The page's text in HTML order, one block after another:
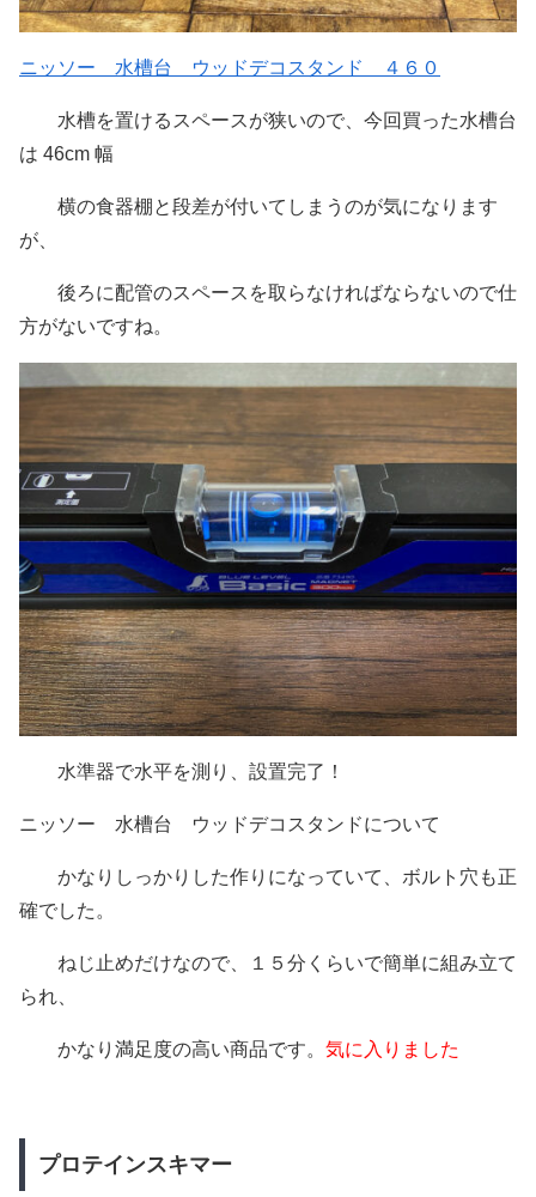
ニッソー 水槽台 ウッドデコスタンド ４６０
水槽を置けるスペースが狭いので、今回買った水槽台
は 46cm 幅
横の食器棚と段差が付いてしまうのが気になります
が、
後ろに配管のスペースを取らなければならないので仕
方がないですね。
水準器で水平を測り、設置完了！
ニッソー 水槽台 ウッドデコスタンドについて
かなりしっかりした作りになっていて、ボルト穴も正
確でした。
ねじ止めだけなので、１５分くらいで簡単に組み立て
られ、
かなり満足度の高い商品です。 気に入りました
プロテインスキマー